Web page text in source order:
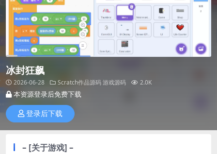
冰封狂飙
2026-06-28 Scratch作品源码游戏源码 2.0K
本资源登录后免费下载
登录后下载
– [关于游戏] –